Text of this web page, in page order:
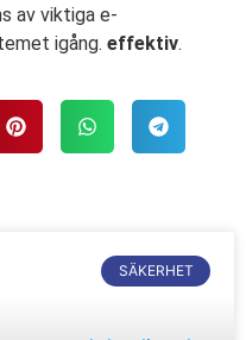
av viktiga e-
igång. effektiv.
SÄKERHET